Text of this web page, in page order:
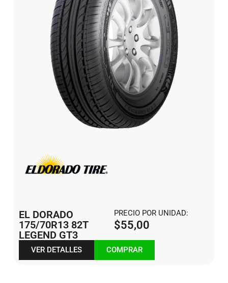
EL DORADO
175/70R13 82T
LEGEND GT3
PRECIO POR UNIDAD:
$55,00
VER DETALLES COMPRAR